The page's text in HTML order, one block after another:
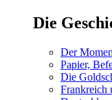
Die
Der
Papier,
Die
Frankreich